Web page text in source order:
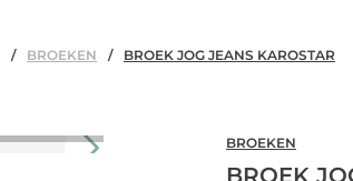
BROEKEN BROEK JOG JEANS KAROSTAR
BROEKEN
BROEK